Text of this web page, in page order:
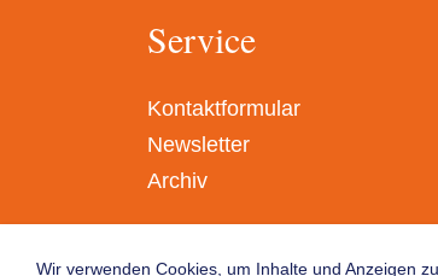
Service
Kontaktformular
Newsletter
Archiv
Wir verwenden Cookies, um Inhalte und Anzeigen